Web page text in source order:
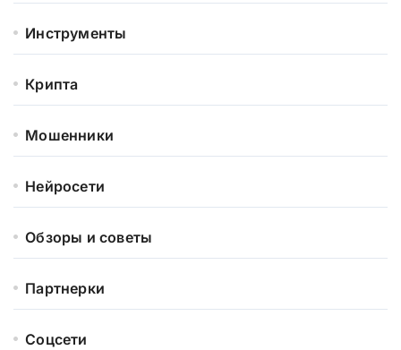
Инструменты
Крипта
Мошенники
Нейросети
Обзоры и советы
Партнерки
Соцсети